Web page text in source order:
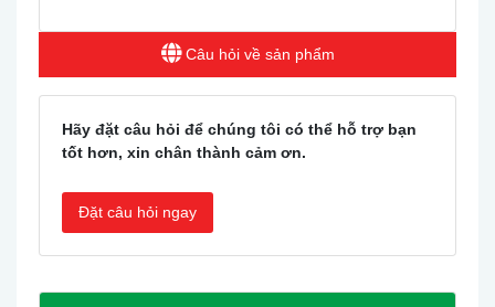
Câu hỏi về sản phẩm
Hãy đặt câu hỏi để chúng tôi có thể hỗ trợ bạn
tốt hơn, xin chân thành cảm ơn.
Đặt câu hỏi ngay